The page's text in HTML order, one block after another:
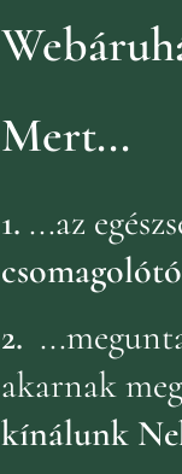
Mert...
1. ...az
2.
akarnak
kínálunk